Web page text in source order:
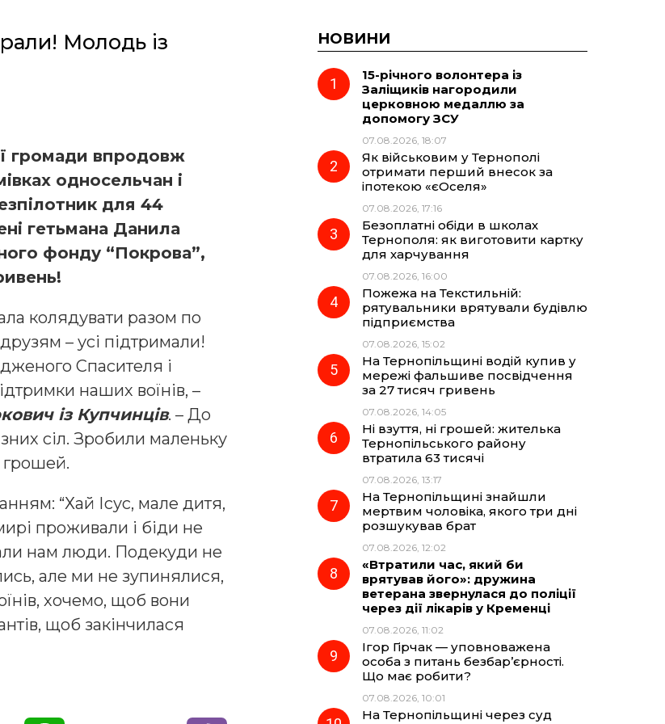
Молодь із
громади впродовж
односельчан і
для 44
гетьмана Данила
фонду “Покрова”,
колядувати разом по
– усі підтримали!
Спасителя і
наших воїнів, –
із Купчинців. – До
сіл. Зробили маленьку
грошей.
“Хай Ісус, мале дитя,
проживали і біди не
нам люди. Подекуди не
але ми не зупинялися,
хочемо, щоб вони
щоб закінчилася
НОВИНИ
15-річного волонтера із
Заліщиків нагородили
церковною медаллю за
допомогу ЗСУ
07.08.2026, 18:07
Як військовим у Тернополі
отримати перший внесок за
іпотекою «єОселя»
07.08.2026, 17:16
Безоплатні обіди в школах
Тернополя: як виготовити картку
для харчування
07.08.2026, 16:00
Пожежа на Текстильній:
рятувальники врятували будівлю
підприємства
07.08.2026, 15:02
На Тернопільщині водій купив у
мережі фальшиве посвідчення
за 27 тисяч гривень
07.08.2026, 14:05
Ні взуття, ні грошей: жителька
Тернопільського району
втратила 63 тисячі
07.08.2026, 13:17
На Тернопільщині знайшли
мертвим чоловіка, якого три дні
розшукував брат
07.08.2026, 12:02
«Втратили час, який би
врятував його»: дружина
ветерана звернулася до поліції
через дії лікарів у Кременці
07.08.2026, 11:02
Ігор Гірчак — уповноважена
особа з питань безбар’єрності.
Що має робити?
07.08.2026, 10:01
На Тернопільщині через суд